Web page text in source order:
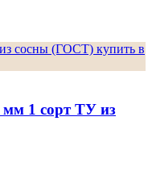
мм 1 сорт ТУ из